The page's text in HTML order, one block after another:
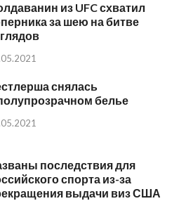
из UFC схватил
за шею на битве
снялась
белье
последствия для
спорта из-за
выдачи виз США